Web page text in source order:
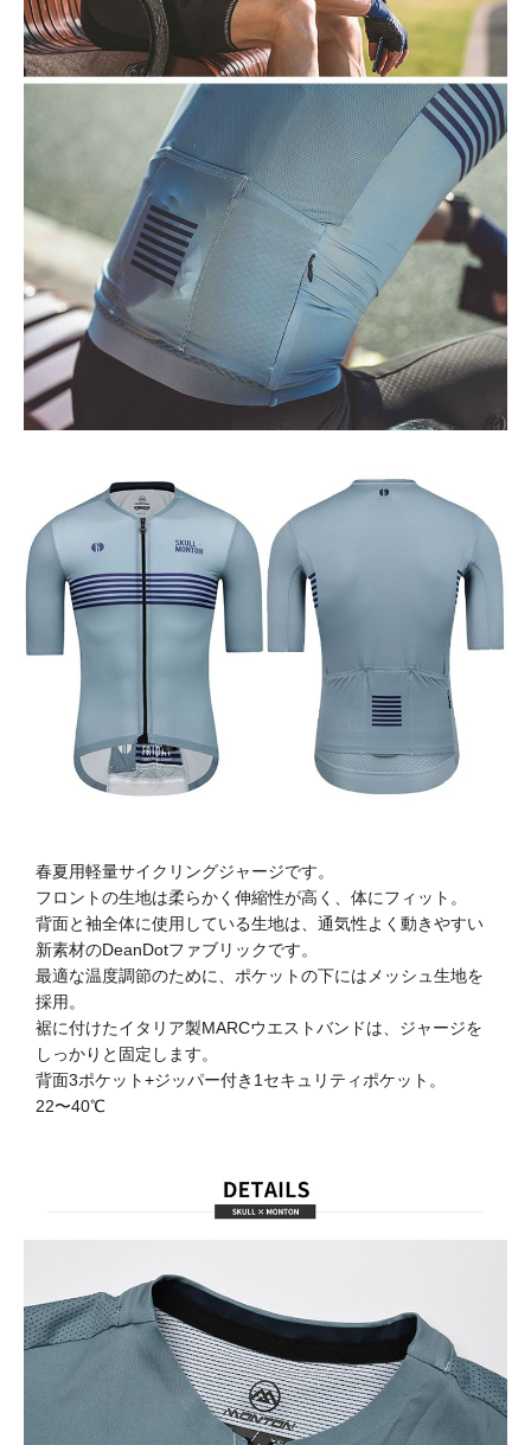
春夏用軽量サイクリングジャージです。
フロントの生地は柔らかく伸縮性が高く、体にフィット。
背面と袖全体に使用している生地は、通気性よく動きやすい
新素材のDeanDotファブリックです。
最適な温度調節のために、ポケットの下にはメッシュ生地を
採用。
裾に付けたイタリア製MARCウエストバンドは、ジャージを
しっかりと固定します。
背面3ポケット+ジッパー付き1セキュリティポケット。
22〜40℃